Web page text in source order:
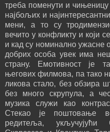
треба поменути и чињеницу
најбољих и
мени, а то су
вечито у конфликту и који
и кад су номинално ужасне
добрих особа увек има
страну. Емотивност је
његових филмова, па тако
ликова стало, без обзира
без много скрупула, а
музика служи као
Стекао је поштовање
редитеља,